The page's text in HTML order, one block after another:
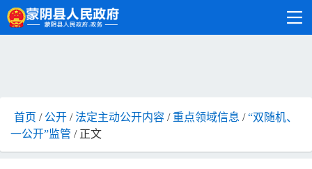
首页 / 公开 /法定主动公开内容 / 重点领域信息 /“双随机、
一公开”监管 / 正文